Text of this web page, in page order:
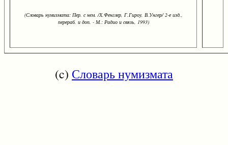
(Словарь нумизмата: Пер. с нем. /Х.Фенглер, Г.Гироу, В.Унгер/ 2-е изд.,
перераб. и доп. - М.: Радио и связь, 1993)
(c) Словарь нумизмата